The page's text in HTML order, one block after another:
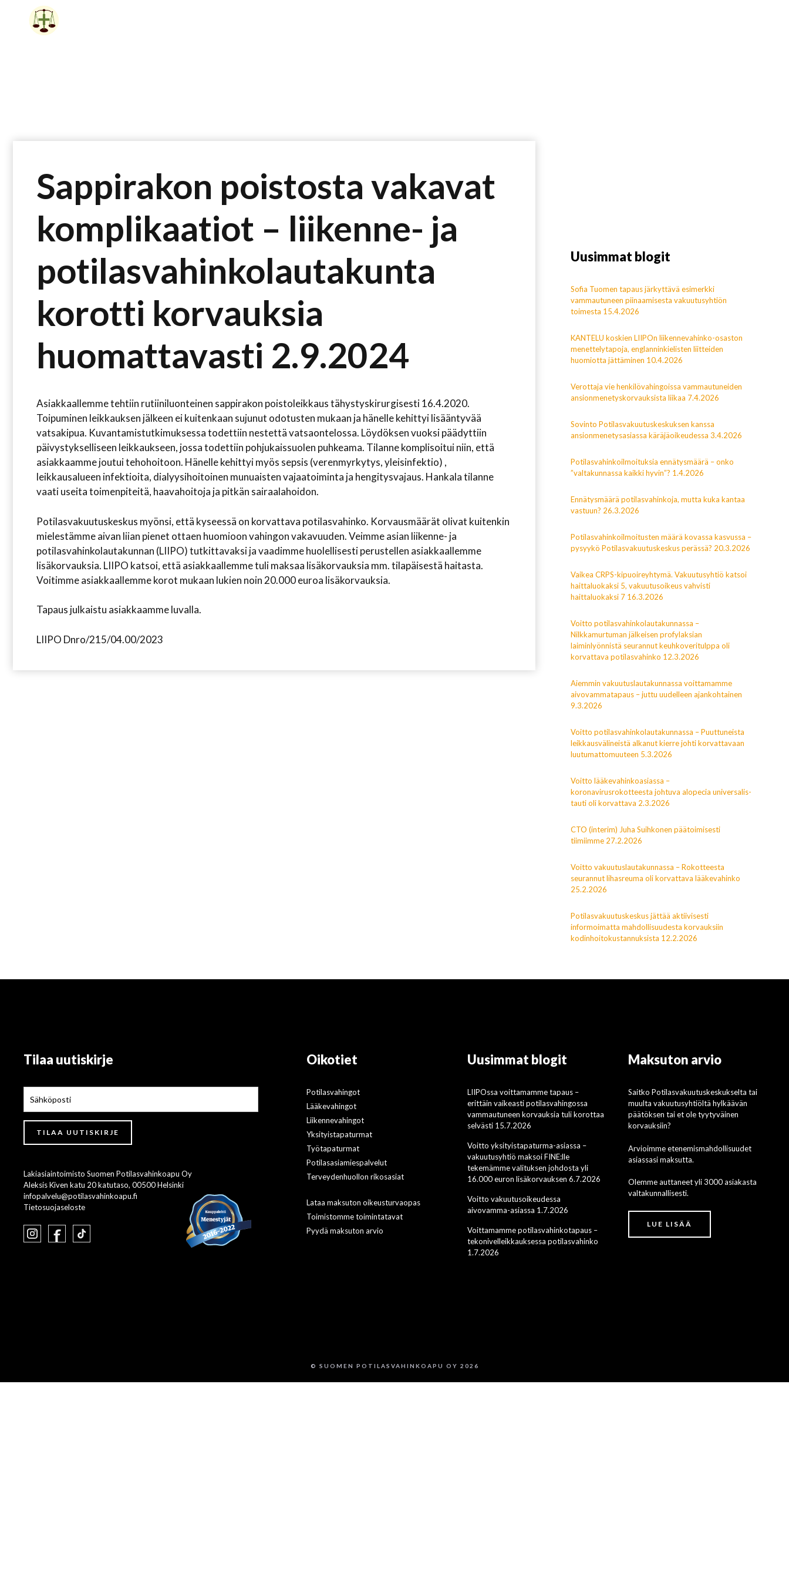
sisältöön
Sappirakon poistosta vakavat
komplikaatiot – liikenne- ja
potilasvahinkolautakunta
korotti korvauksia
huomattavasti 2.9.2024
Asiakkaallemme tehtiin rutiiniluonteinen sappirakon poistoleikkaus tähystyskirurgisesti 16.4.2020.
Toipuminen leikkauksen jälkeen ei kuitenkaan sujunut odotusten mukaan ja hänelle kehittyi lisääntyvää
vatsakipua. Kuvantamistutkimuksessa todettiin nestettä vatsaontelossa. Löydöksen vuoksi päädyttiin
päivystykselliseen leikkaukseen, jossa todettiin pohjukaissuolen puhkeama. Tilanne komplisoitui niin, että
asiakkaamme joutui tehohoitoon. Hänelle kehittyi myös sepsis (verenmyrkytys, yleisinfektio) ,
leikkausalueen infektioita, dialyysihoitoinen munuaisten vajaatoiminta ja hengitysvajaus. Hankala tilanne
vaati useita toimenpiteitä, haavahoitoja ja pitkän sairaalahoidon.
Potilasvakuutuskeskus myönsi, että kyseessä on korvattava potilasvahinko. Korvausmäärät olivat kuitenkin
mielestämme aivan liian pienet ottaen huomioon vahingon vakavuuden. Veimme asian liikenne- ja
potilasvahinkolautakunnan (LIIPO) tutkittavaksi ja vaadimme huolellisesti perustellen asiakkaallemme
lisäkorvauksia. LIIPO katsoi, että asiakkaallemme tuli maksaa lisäkorvauksia mm. tilapäisestä haitasta.
Voitimme asiakkaallemme korot mukaan lukien noin 20.000 euroa lisäkorvauksia.
Tapaus julkaistu asiakkaamme luvalla.
LIIPO Dnro/215/04.00/2023
Uusimmat blogit
Sofia Tuomen tapaus järkyttävä esimerkki
vammautuneen piinaamisesta vakuutusyhtiön
toimesta 15.4.2026
KANTELU koskien LIIPOn liikennevahinko-osaston
menettelytapoja, englanninkielisten liitteiden
huomiotta jättäminen 10.4.2026
Verottaja vie henkilövahingoissa vammautuneiden
ansionmenetyskorvauksista liikaa 7.4.2026
Sovinto Potilasvakuutuskeskuksen kanssa
ansionmenetysasiassa käräjäoikeudessa 3.4.2026
Potilasvahinkoilmoituksia ennätysmäärä – onko
”valtakunnassa kaikki hyvin”? 1.4.2026
Ennätysmäärä potilasvahinkoja, mutta kuka kantaa
vastuun? 26.3.2026
Potilasvahinkoilmoitusten määrä kovassa kasvussa –
pysyykö Potilasvakuutuskeskus perässä? 20.3.2026
Vaikea CRPS-kipuoireyhtymä. Vakuutusyhtiö katsoi
haittaluokaksi 5, vakuutusoikeus vahvisti
haittaluokaksi 7 16.3.2026
Voitto potilasvahinkolautakunnassa –
Nilkkamurtuman jälkeisen profylaksian
laiminlyönnistä seurannut keuhkoveritulppa oli
korvattava potilasvahinko 12.3.2026
Aiemmin vakuutuslautakunnassa voittamamme
aivovammatapaus – juttu uudelleen ajankohtainen
9.3.2026
Voitto potilasvahinkolautakunnassa – Puuttuneista
leikkausvälineistä alkanut kierre johti korvattavaan
luutumattomuuteen 5.3.2026
Voitto lääkevahinkoasiassa –
koronavirusrokotteesta johtuva alopecia universalis-
tauti oli korvattava 2.3.2026
CTO (interim) Juha Suihkonen päätoimisesti
tiimiimme 27.2.2026
Voitto vakuutuslautakunnassa – Rokotteesta
seurannut lihasreuma oli korvattava lääkevahinko
25.2.2026
Potilasvakuutuskeskus jättää aktiivisesti
informoimatta mahdollisuudesta korvauksiin
kodinhoitokustannuksista 12.2.2026
Tilaa uutiskirje
Lakiasiaintoimisto Suomen Potilasvahinkoapu Oy
Aleksis Kiven katu 20 katutaso, 00500 Helsinki
infopalvelu@potilasvahinkoapu.fi
Tietosuojaseloste
Oikotiet
Potilasvahingot
Lääkevahingot
Liikennevahingot
Yksityistapaturmat
Työtapaturmat
Potilasasiamiespalvelut
Terveydenhuollon rikosasiat
Lataa maksuton oikeusturvaopas
Toimistomme toimintatavat
Pyydä maksuton arvio
Uusimmat blogit
LIIPOssa voittamamme tapaus –
erittäin vaikeasti potilasvahingossa
vammautuneen korvauksia tuli korottaa
selvästi 15.7.2026
Voitto yksityistapaturma-asiassa –
vakuutusyhtiö maksoi FINE:lle
tekemämme valituksen johdosta yli
16.000 euron lisäkorvauksen 6.7.2026
Voitto vakuutusoikeudessa
aivovamma-asiassa 1.7.2026
Voittamamme potilasvahinkotapaus –
tekonivelleikkauksessa potilasvahinko
1.7.2026
Maksuton arvio
Saitko Potilasvakuutuskeskukselta tai
muulta vakuutusyhtiöltä hylkäävän
päätöksen tai et ole tyytyväinen
korvauksiin?
Arvioimme etenemismahdollisuudet
asiassasi maksutta.
Olemme auttaneet yli 3000 asiakasta
valtakunnallisesti.
LUE LISÄÄ
© SUOMEN POTILASVAHINKOAPU OY 2026